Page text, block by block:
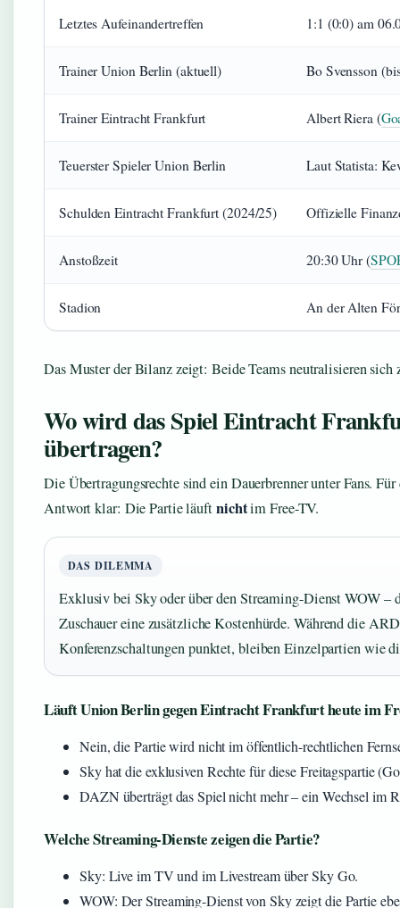
Letztes Aufeinandertreffen 1:1 (0:0) am
Trainer Union Berlin (aktuell) Bo Svensson
Trainer Eintracht Frankfurt Albert Riera (
Teuerster Spieler Union Berlin Laut Statista:
Schulden Eintracht Frankfurt (2024/25) Offizielle
Anstoßzeit 20:30 Uhr (
Stadion An der Alten
Das Muster der Bilanz zeigt: Beide Teams neutralisieren sich
Wo wird das Spiel Eintracht
übertragen?
Die Übertragungsrechte sind ein Dauerbrenner unter Fans.
Antwort klar: Die Partie läuftnichtim Free-TV.
DAS DILEMMA
Exklusiv bei Sky oder über den Streaming-Dienst WOW –
Zuschauer eine zusätzliche Kostenhürde. Während die
Konferenzschaltungen punktet, bleiben Einzelpartien wie
Läuft Union Berlin gegen Eintracht Frankfurt heute im
Nein, die Partie wird nicht im öffentlich-rechtlichen
Sky hat die exklusiven Rechte für diese Freitagspartie
DAZN überträgt das Spiel nicht mehr – ein Wechsel im
Welche Streaming-Dienste zeigen die Partie?
Sky: Live im TV und im Livestream über Sky Go.
WOW: Der Streaming-Dienst von Sky zeigt die Partie